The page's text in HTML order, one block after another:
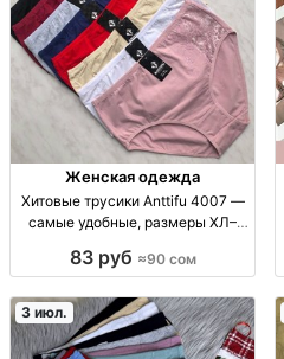
Женская одежда
Хитовые трусики Anttifu 4007 —
самые удобные, размеры ХЛ–
стайл, комфортная посадка; арт.
брендов в опис
83 руб ≈90 сом
3 июл.